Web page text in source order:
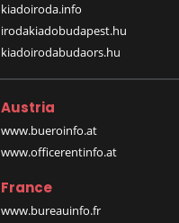
kiadoiroda.info
irodakiadobudapest.hu
kiadoirodabudaors.hu
Austria
www.bueroinfo.at
www.officerentinfo.at
France
www.bureauinfo.fr